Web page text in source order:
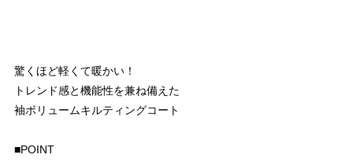
驚くほど軽くて暖かい！
トレンド感と機能性を兼ね備えた
袖ボリュームキルティングコート
■POINT